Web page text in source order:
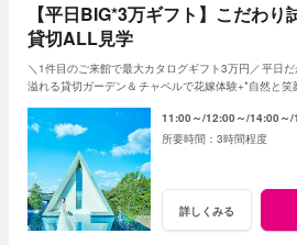
【平日BIG*3万ギフト】こだわり
貸切ALL見学
＼1件目のご来館で最大カタログギフト3万円／平日
溢れる貸切ガーデン＆チャペルで花嫁体験+*自然と笑
11:00～ 12:00～ 14:00～
3時間程度
詳しくみる